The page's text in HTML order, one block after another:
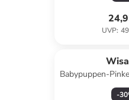
UVP:
Babypuppen-
Flasche,
-30